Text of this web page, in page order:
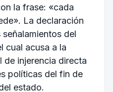
la frase: «cada
La declaración
del
cual acusa a la
de injerencia directa
políticas del fin de
estado.